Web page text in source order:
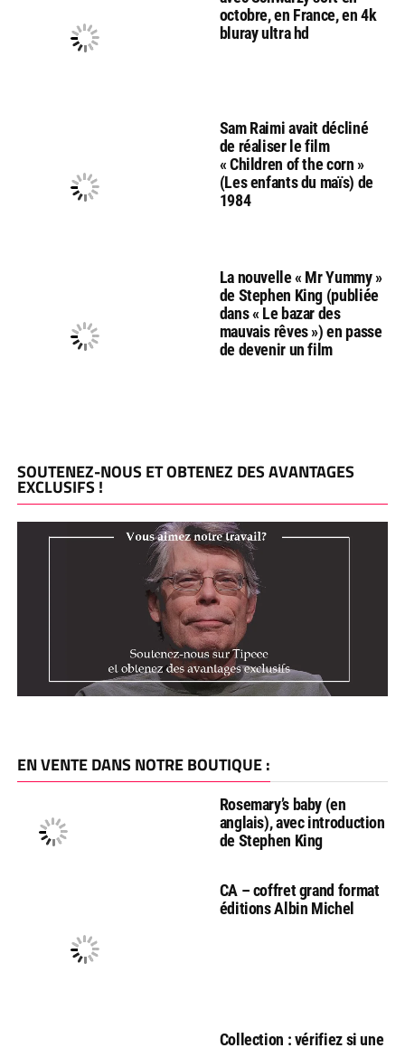
octobre, en France, en 4k
bluray ultra hd
Sam Raimi avait décliné
de réaliser le film
« Children of the corn »
(Les enfants du maïs) de
1984
La nouvelle « Mr Yummy »
de Stephen King (publiée
dans « Le bazar des
mauvais rêves ») en passe
de devenir un film
SOUTENEZ-NOUS ET OBTENEZ DES AVANTAGES
EXCLUSIFS !
EN VENTE DANS NOTRE BOUTIQUE :
Rosemary’s baby (en
anglais), avec introduction
de Stephen King
CA – coffret grand format
éditions Albin Michel
Collection : vérifiez si une